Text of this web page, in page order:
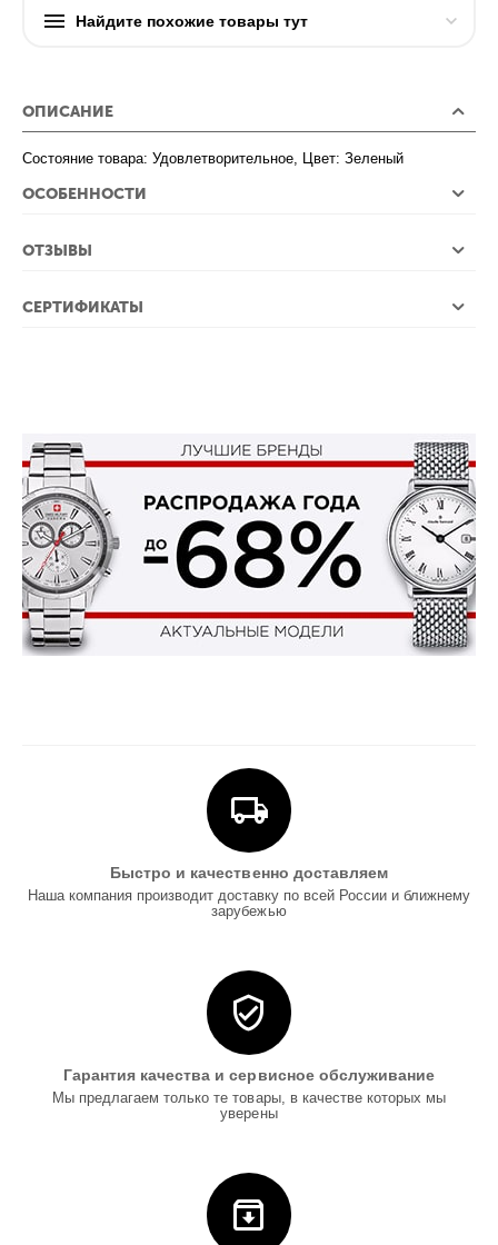
Найдите похожие товары тут
ОПИСАНИЕ
Состояние товара: Удовлетворительное, Цвет: Зеленый
ОСОБЕННОСТИ
ОТЗЫВЫ
СЕРТИФИКАТЫ
Быстро и качественно доставляем
Наша компания производит доставку по всей России и ближнему
зарубежью
Гарантия качества и сервисное обслуживание
Мы предлагаем только те товары, в качестве которых мы
уверены